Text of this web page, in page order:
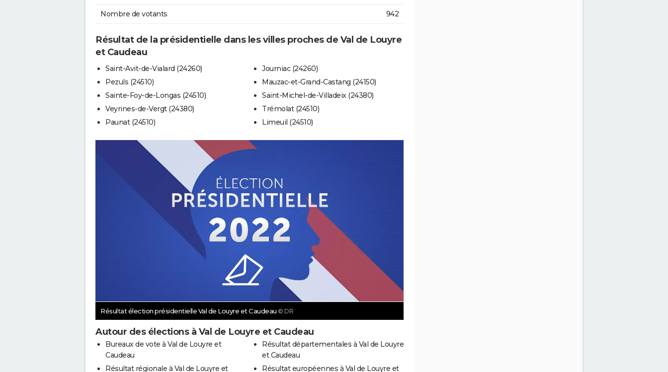
Nombre de votants 942
Résultat de la présidentielle dans les villes proches de Val de Louyre
et Caudeau
Saint-Avit-de-Vialard (24260)
Pezuls (24510)
Sainte-Foy-de-Longas (24510)
Veyrines-de-Vergt (24380)
Paunat (24510)
Journiac (24260)
Mauzac-et-Grand-Castang (24150)
Saint-Michel-de-Villadeix (24380)
Trémolat (24510)
Limeuil (24510)
Résultat élection présidentielle Val de Louyre et Caudeau © DR
Autour des élections à Val de Louyre et Caudeau
Bureaux de vote à Val de Louyre et
Caudeau
Résultat régionale à Val de Louyre et
Résultat départementales à Val de Louyre
et Caudeau
Résultat européennes à Val de Louyre et